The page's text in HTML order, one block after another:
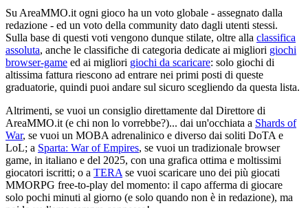
Su AreaMMO.it ogni gioco ha un voto globale - assegnato dalla
redazione - ed un voto della community dato dagli utenti stessi.
Sulla base di questi voti vengono dunque stilate, oltre alla classifica
assoluta, anche le classifiche di categoria dedicate ai migliori giochi
browser-game ed ai migliori giochi da scaricare: solo giochi di
altissima fattura riescono ad entrare nei primi posti di queste
graduatorie, quindi puoi andare sul sicuro scegliendo da questa lista.
Altrimenti, se vuoi un consiglio direttamente dal Direttore di
AreaMMO.it (e chi non lo vorrebbe?)... dai un'occhiata a Shards of
War, se vuoi un MOBA adrenalinico e diverso dai soliti DoTA e
LoL; a Sparta: War of Empires, se vuoi un tradizionale browser
game, in italiano e del 2025, con una grafica ottima e moltissimi
giocatori iscritti; o a TERA se vuoi scaricare uno dei più giocati
MMORPG free-to-play del momento: il capo afferma di giocare
solo pochi minuti al giorno (e solo quando non è in redazione), ma